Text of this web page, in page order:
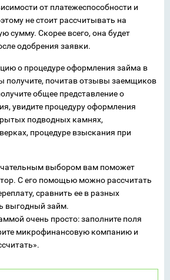
от платежеспособности и
не стоит рассчитывать на
сумму. Скорее всего, она будет
одобрения заявки.
о процедуре оформления займа в
получите, почитав отзывы заемщиков
общее представление о
увидите процедуру оформления
подводных камнях,
процедуре взыскания при
выбором вам поможет
С его помощью можно рассчитать
сравнить ее в разных
выгодный займ.
очень просто: заполните поля
микрофинансовую компанию и